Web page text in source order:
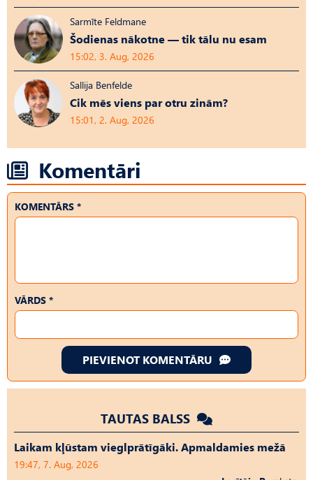
Sarmīte Feldmane
Šodienas nākotne — tik tālu nu esam
15:02, 3. Aug, 2026
Sallija Benfelde
Cik mēs viens par otru zinām?
15:01, 2. Aug, 2026
Komentāri
KOMENTĀRS *
VĀRDS *
PIEVIENOT KOMENTĀRU
TAUTAS BALSS
Laikam kļūstam vieglprātīgāki. Apmaldamies mežā
19:47, 7. Aug, 2026